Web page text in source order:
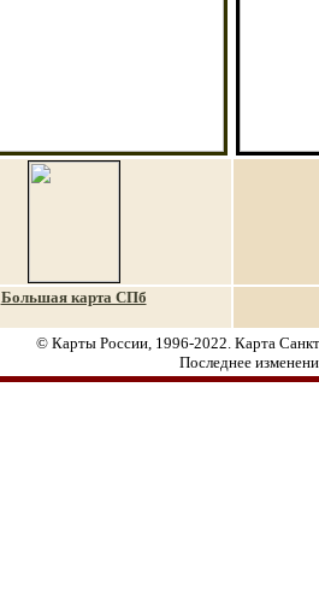
Большая карта СПб
© Карты России, 1996-2022. Карта
Последнее